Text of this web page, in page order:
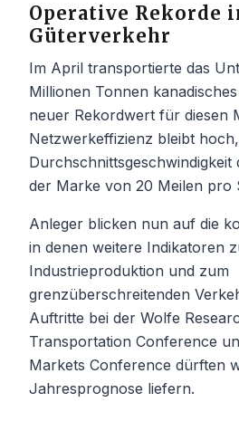
Operative Rekorde
Güterverkehr
Im April transportierte das
Millionen Tonnen
neuer Rekordwert für diesen
Netzwerkeffizienz bleibt
der Marke von 20 Meilen pro
Anleger blicken nun auf die
in denen weitere Indikatoren
Industrieproduktion und zum
grenzüberschreitenden
Auftritte bei der Wolfe
Transportation Conference
Markets Conference dürften
Jahresprognose liefern.